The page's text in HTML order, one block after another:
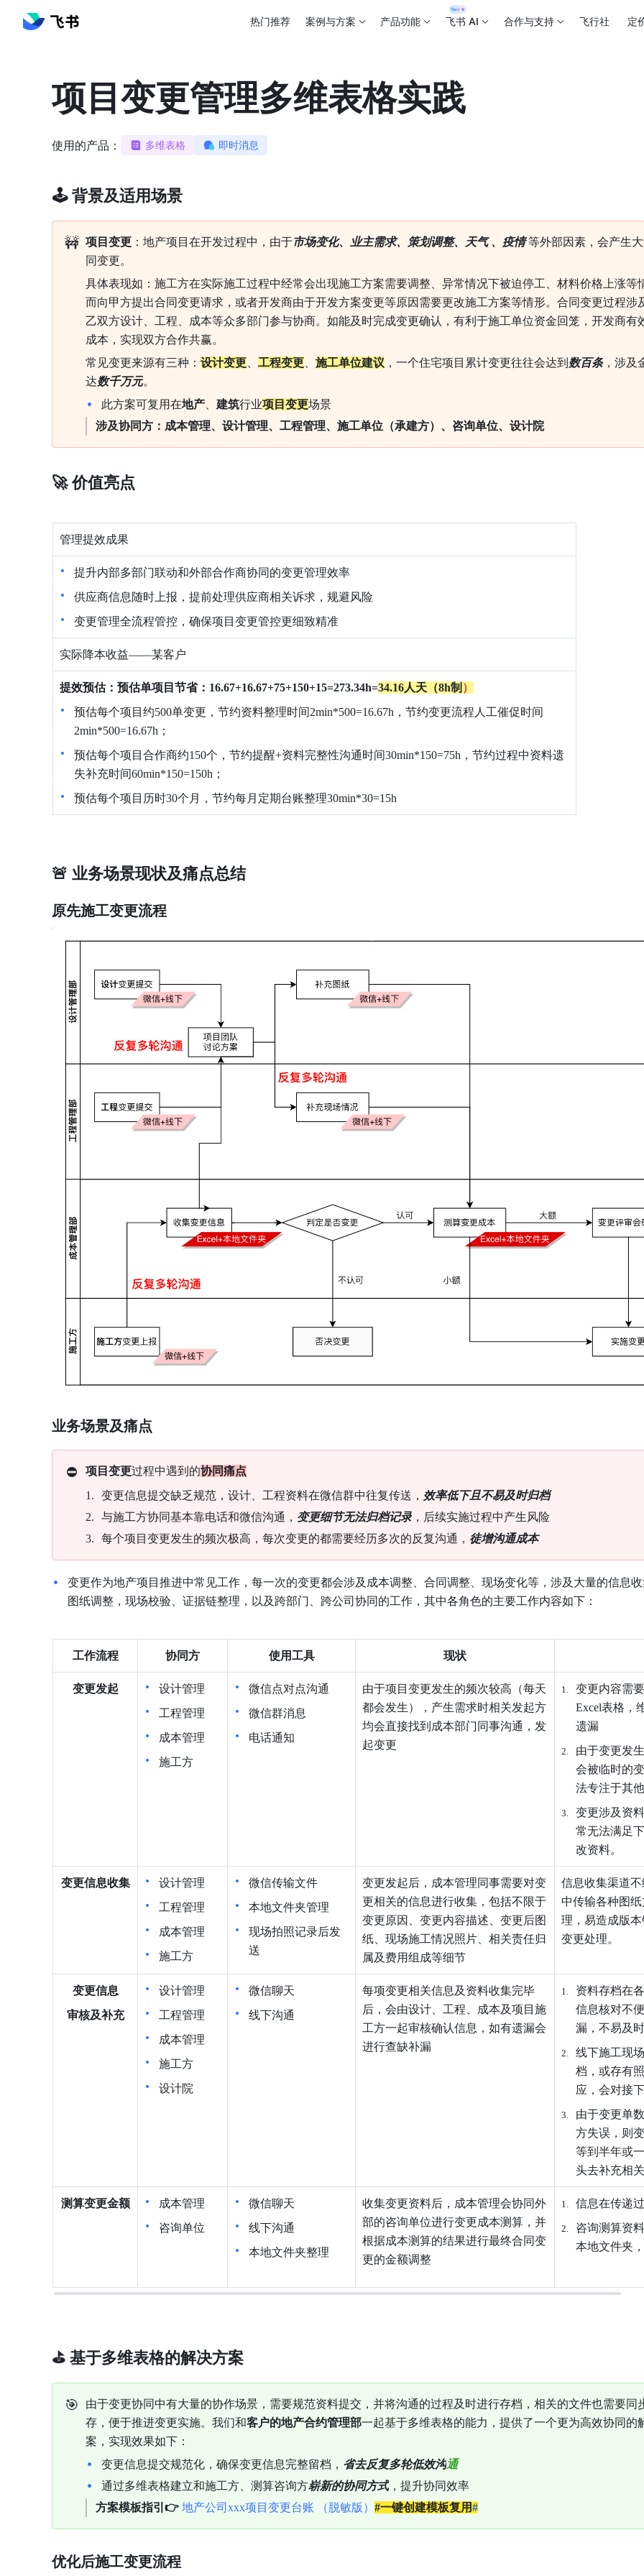
热门推荐 案例与方案 产品功能 飞书 AI 合作与支持 飞行社 定
项目变更管理多维表格实践
使用的产品： 多维表格 即时消息
🕹 背景及适用场景
🚧 项目变更 ：地产项目在开发过程中，由于市场变化、业主需求、策划调整、天气 、疫情 等外部因素，会产生
同变更。
具体表现如：施工方在实际施工过程中经常会出现施工方案需要调整、异常情况下被迫停工、材料价格上涨等
而向甲方提出合同变更请求，或者开发商由于开发方案变更等原因需要更改施工方案等情形。合同变更过程涉
乙双方设计、工程、成本等众多部门参与协商。如能及时完成变更确认，有利于施工单位资金回笼，开发商有
成本，实现双方合作共赢。
常见变更来源有三种： 设计变更 工程变更 施工单位建议 ，一个住宅项目累计变更往往会达到 数百条 ，涉及
达数千万元。
此方案可复用在地产 建筑行业项目变更场景
涉及协同方：成本管理、设计管理、工程管理、施工单位（承建方）、咨询单位、设计院
🚀 价值亮点
管理提效成果
提升内部多部门联动和外部合作商协同的变更管理效率
供应商信息随时上报，提前处理供应商相关诉求，规避风险
变更管理全流程管控，确保项目变更管控更细致精准
实际降本收益——某客户
提效预估：预估单项目节省：16.67+16.67+75+150+15=273.34h=34.16人天（8h制 ）
预估每个项目约500单变更，节约资料整理时间2min*500=16.67h，节约变更流程人工催促时间
2min*500=16.67h ；
预估每个项目合作商约150个，节约提醒+资料完整性沟通时间30min*150=75h，节约过程中资料遗
失补充时间60min*150=150h ；
预估每个项目历时30个月，节约每月定期台账整理30min*30=15h
🚨 业务场景现状及痛点总结
原先施工变更流程
业务场景及痛点
⛔ 项目变更过程中遇到的协同痛点
变更信息提交缺乏规范，设计、工程资料在微信群中往复传送， 效率低下且不易及时归档
与施工方协同基本靠电话和微信沟通， 变更细节无法归档记录 ，后续实施过程中产生风险
每个项目变更发生的频次极高，每次变更的都需要经历多次的反复沟通， 徒增沟通成本
变更作为地产项目推进中常见工作，每一次的变更都会涉及成本调整、合同调整、现场变化等，涉及大量的信息
图纸调整，现场校验、证据链整理，以及跨部门、跨公司协同的工作，其中各角色的主要工作内容如下：
工作流程 协同方 使用工具 现状
变更发起
设计管理
工程管理
成本管理
施工方
微信点对点沟通
微信群消息
电话通知
由于项目变更发生的频次较高（每天
都会发生），产生需求时相关发起方
均会直接找到成本部门同事沟通，发
起变更
变更内容需
Excel表格，
遗漏
由于变更发
会被临时的
法专注于其
变更涉及资
常无法满足
改资料。
变更信息收集
设计管理
工程管理
成本管理
施工方
微信传输文件
本地文件夹管理
现场拍照记录后发
送
变更发起后，成本管理同事需要对变
更相关的信息进行收集，包括不限于
变更原因、变更内容描述、变更后图
纸、现场施工情况照片、相关责任归
属及费用组成等细节
信息收集渠道
中传输各种图
理，易造成版
变更处理。
变更信息
审核及补充
设计管理
工程管理
成本管理
施工方
设计院
微信聊天
线下沟通
每项变更相关信息及资料收集完毕
后，会由设计、工程、成本及项目施
工方一起审核确认信息，如有遗漏会
进行查缺补漏
资料存档在
信息核对不
漏，不易及
线下施工现
档，或存有
应，会对接
由于变更单
方失误，则
等到半年或
头去补充相
测算变更金额
成本管理
咨询单位
微信聊天
线下沟通
本地文件夹整理
收集变更资料后，成本管理会协同外
部的咨询单位进行变更成本测算，并
根据成本测算的结果进行最终合同变
更的金额调整
信息在传递
咨询测算资
本地文件夹
⛳️ 基于多维表格的解决方案
🎯
由于变更协同中有大量的协作场景，需要规范资料提交，并将沟通的过程及时进行存档，相关的文件也需要同
存，便于推进变更实施。我们和客户的地产合约管理部一起基于多维表格的能力，提供了一个更为高效协同的
案，实现效果如下 ：
变更信息提交规范化，确保变更信息完整留档， 省去反复多轮低效沟通
通过多维表格建立和施工方、测算咨询方崭新的协同方式 ，提升协同效率
方案模板指引👉 地产公司xxx项目变更台账 （脱敏版） #一键创建模板复用#
优化后施工变更流程